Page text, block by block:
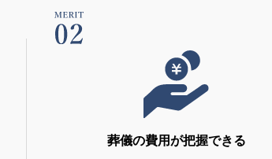
葬儀の費用が把握できる